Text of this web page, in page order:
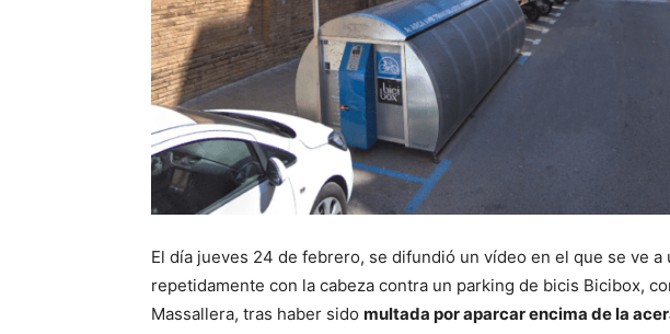
El día jueves 24 de febrero, se difundió un vídeo en el que se ve a
repetidamente con la cabeza contra un parking de bicis Bicibox,
Massallera, tras haber sido multada por aparcar encima de la